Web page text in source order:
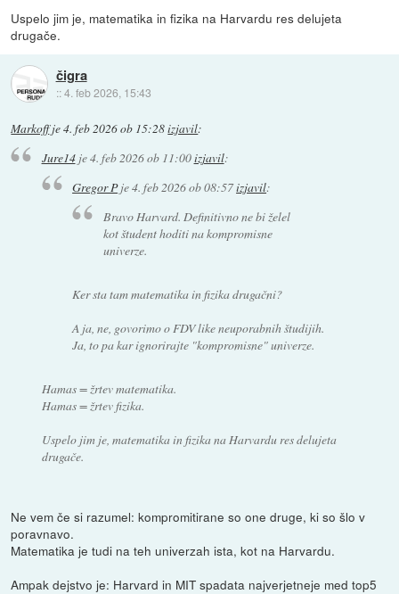
Uspelo jim je, matematika in fizika na Harvardu res delujeta
drugače.
čigra
::4. feb 2026, 15:43
Markoffje4. feb 2026 ob 15:28izjavil:
Jure14je4. feb 2026 ob 11:00izjavil:
Gregor Pje4. feb 2026 ob 08:57izjavil:
Bravo Harvard. Definitivno ne bi želel
kot študent hoditi na kompromisne
univerze.
Ker sta tam matematika in fizika drugačni?
A ja, ne, govorimo o FDV like neuporabnih študijih.
Ja, to pa kar ignorirajte "kompromisne" univerze.
Hamas = žrtev matematika.
Hamas = žrtev fizika.
Uspelo jim je, matematika in fizika na Harvardu res delujeta
drugače.
Ne vem če si razumel: kompromitirane so one druge, ki so šlo v
poravnavo.
Matematika je tudi na teh univerzah ista, kot na Harvardu.
Ampak dejstvo je: Harvard in MIT spadata najverjetneje med top5